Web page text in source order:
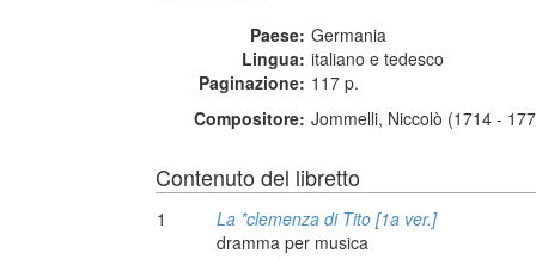
Paese: Germania
Lingua: italiano e tedesco
Paginazione: 117 p.
Compositore: Jommelli, Niccolò (1714 -
Contenuto del libretto
1
La *clemenza di Tito [1a ver.]
dramma per musica